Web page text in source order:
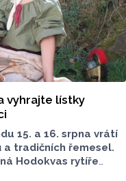
vyhrajte lístky
15. a 16. srpna vrátí
a tradičních řemesel.
Hodokvas rytíře